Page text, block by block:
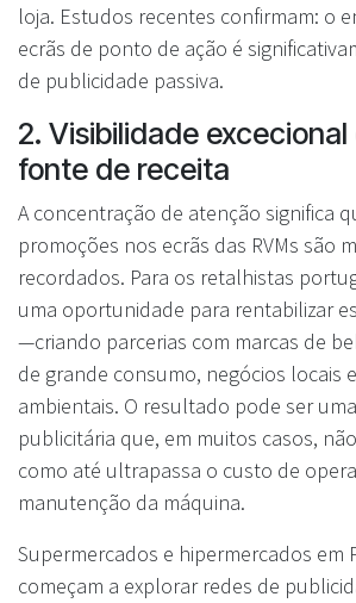
loja. Estudos recentes confirmam: o
ecrãs de ponto de ação é
de publicidade passiva.
2. Visibilidade excecional
fonte de receita
A concentração de atenção significa
promoções nos ecrãs das RVMs são
recordados. Para os retalhistas
uma oportunidade para rentabilizar
—criando parcerias com marcas de
de grande consumo, negócios locais
ambientais. O resultado pode ser
publicitária que, em muitos casos,
como até ultrapassa o custo de
manutenção da máquina.
Supermercados e hipermercados em
começam a explorar redes de